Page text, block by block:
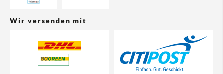
Wir versenden mit